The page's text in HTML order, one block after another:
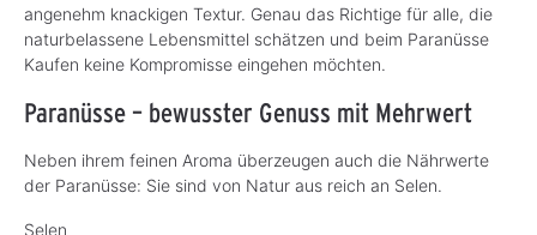
angenehm knackigen Textur. Genau das Richtige für alle, die
naturbelassene Lebensmittel schätzen und beim Paranüsse
Kaufen keine Kompromisse eingehen möchten.
Paranüsse – bewusster Genuss mit Mehrwert
Neben ihrem feinen Aroma überzeugen auch die Nährwerte
der Paranüsse: Sie sind von Natur aus reich an Selen.
Selen